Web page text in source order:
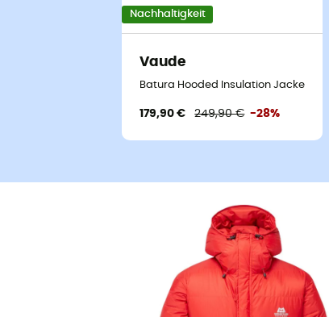
Nachhaltigkeit
Vaude
Batura Hooded Insulation Jacket -
179,90 € 249,90 € -28%